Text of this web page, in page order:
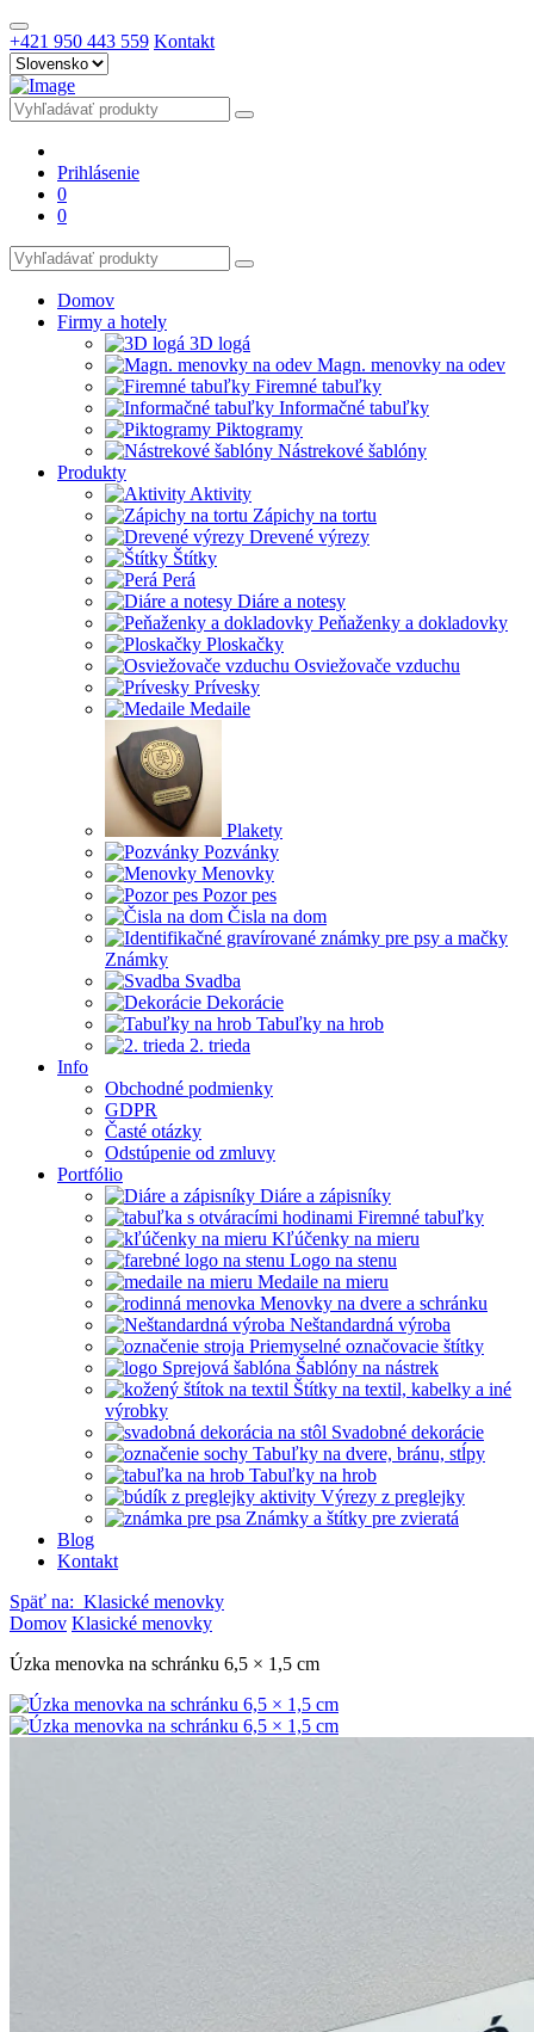
+421 950 443 559 Kontakt
Prihlásenie
0
0
Domov
Firmy a hotely
3D logá
Magn. menovky na odev
Firemné tabuľky
Informačné tabuľky
Piktogramy
Nástrekové šablóny
Produkty
Aktivity
Zápichy na tortu
Drevené výrezy
Štítky
Perá
Diáre a notesy
Peňaženky a dokladovky
Ploskačky
Osviežovače vzduchu
Prívesky
Medaile
Plakety
Pozvánky
Menovky
Pozor pes
Čisla na dom
Známky
Svadba
Dekorácie
Tabuľky na hrob
2. trieda
Info
Obchodné podmienky
GDPR
Časté otázky
Odstúpenie od zmluvy
Portfólio
Diáre a zápisníky
Firemné tabuľky
Kľúčenky na mieru
Logo na stenu
Medaile na mieru
Menovky na dvere a schránku
Neštandardná výroba
Priemyselné označovacie štítky
Šablóny na nástrek
Štítky na textil, kabelky a iné
výrobky
Svadobné dekorácie
Tabuľky na dvere, bránu, stĺpy
Tabuľky na hrob
Výrezy z preglejky
Známky a štítky pre zvieratá
Blog
Kontakt
Späť na: Klasické menovky
Domov Klasické menovky
Úzka menovka na schránku 6,5 × 1,5 cm